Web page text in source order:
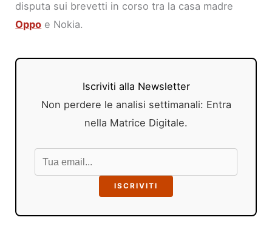
disputa sui brevetti in corso tra la casa madre
Oppo e Nokia.
Iscriviti alla Newsletter
Non perdere le analisi settimanali: Entra
nella Matrice Digitale.
ISCRIVITI